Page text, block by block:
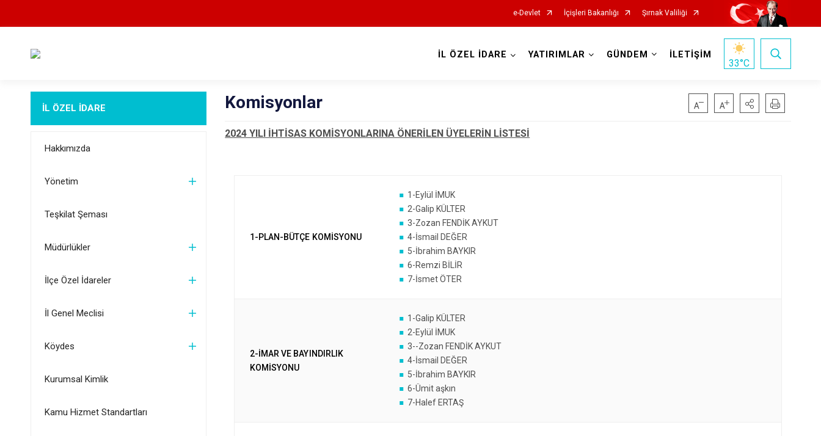
e-Devlet İçişleri Bakanlığı Şırnak Valiliği
İL ÖZEL İDARE YATIRIMLAR GÜNDEM İLETİŞİM
33°C
İL ÖZEL İDARE
Hakkımızda
Yönetim
Teşkilat Şeması
Müdürlükler
İlçe Özel İdareler
İl Genel Meclisi
Köydes
Kurumsal Kimlik
Kamu Hizmet Standartları
Komisyonlar
2024 YILI İHTİSAS KOMİSYONLARINA ÖNERİLEN ÜYELERİN LİSTESİ
1-PLAN-BÜTÇE KOMİSYONU
1-Eylül İMUK
2-Galip KÜLTER
3-Zozan FENDİK AYKUT
4-İsmail DEĞER
5-İbrahim BAYKIR
6-Remzi BİLİR
7-İsmet ÖTER
2-İMAR VE BAYINDIRLIK
KOMİSYONU
1-Galip KÜLTER
2-Eylül İMUK
3--Zozan FENDİK AYKUT
4-İsmail DEĞER
5-İbrahim BAYKIR
6-Ümit aşkın
7-Halef ERTAŞ